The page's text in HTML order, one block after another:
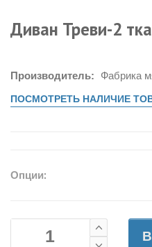
Диван Треви-2
Производитель: Фабрика
ПОСМОТРЕТЬ НАЛИЧИЕ
Опции: